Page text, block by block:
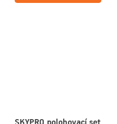
SKYPRO polohovací set